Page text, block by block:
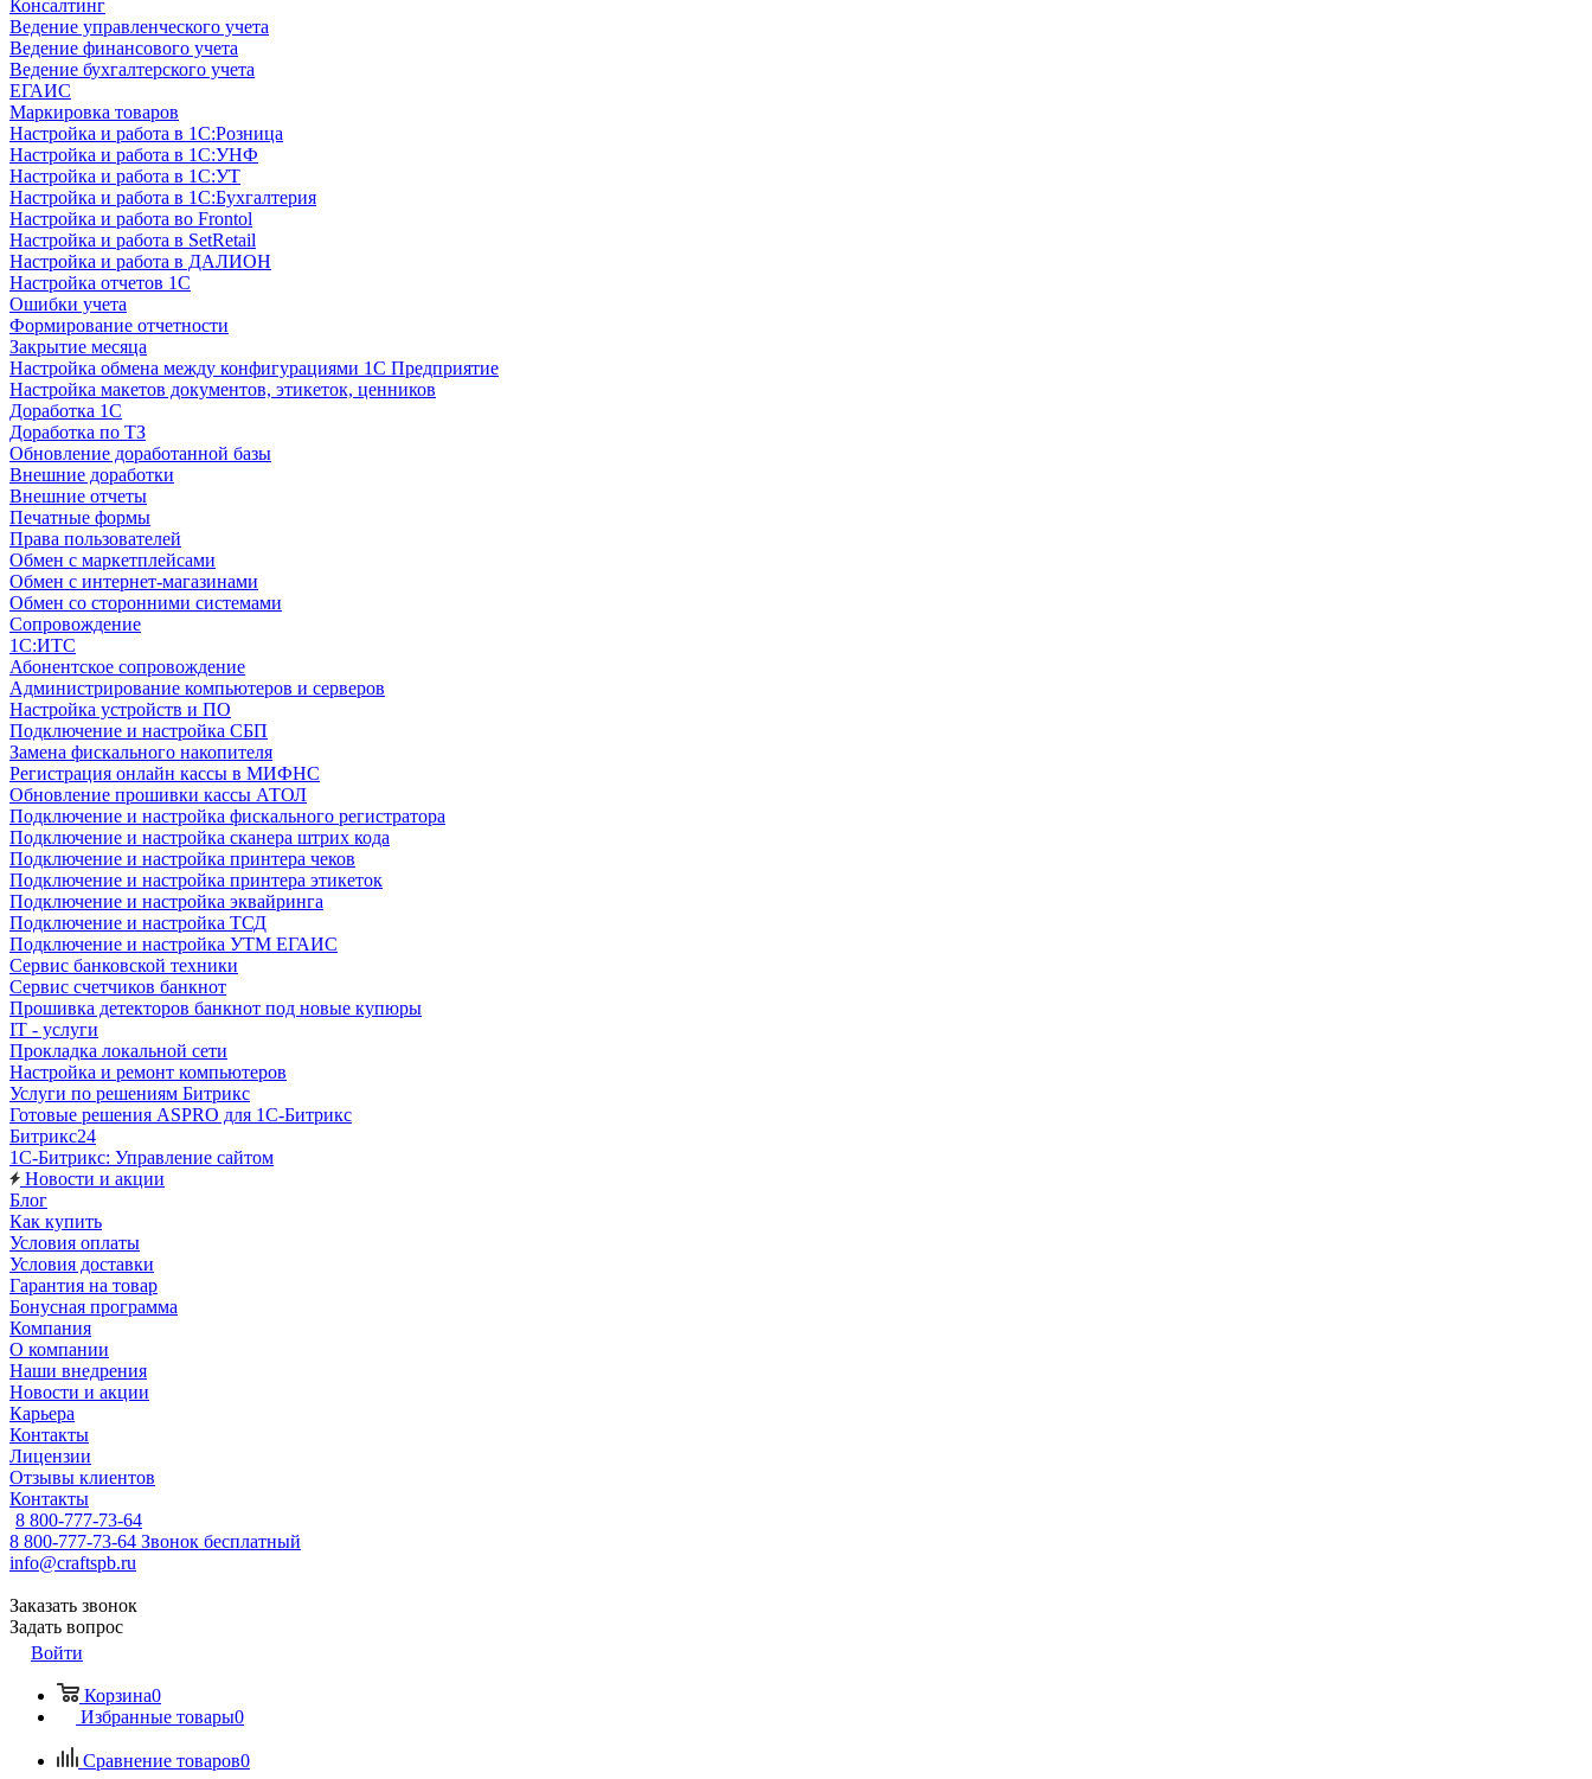
Консалтинг
Ведение управленческого учета
Ведение финансового учета
Ведение бухгалтерского учета
ЕГАИС
Маркировка товаров
Настройка и работа в 1С:Розница
Настройка и работа в 1С:УНФ
Настройка и работа в 1С:УТ
Настройка и работа в 1С:Бухгалтерия
Настройка и работа во Frontol
Настройка и работа в SetRetail
Настройка и работа в ДАЛИОН
Настройка отчетов 1С
Ошибки учета
Формирование отчетности
Закрытие месяца
Настройка обмена между конфигурациями 1С Предприятие
Настройка макетов документов, этикеток, ценников
Доработка 1С
Доработка по ТЗ
Обновление доработанной базы
Внешние доработки
Внешние отчеты
Печатные формы
Права пользователей
Обмен с маркетплейсами
Обмен с интернет-магазинами
Обмен со сторонними системами
Сопровождение
1C:ИТС
Абонентское сопровождение
Администрирование компьютеров и серверов
Настройка устройств и ПО
Подключение и настройка СБП
Замена фискального накопителя
Регистрация онлайн кассы в МИФНС
Обновление прошивки кассы АТОЛ
Подключение и настройка фискального регистратора
Подключение и настройка сканера штрих кода
Подключение и настройка принтера чеков
Подключение и настройка принтера этикеток
Подключение и настройка эквайринга
Подключение и настройка ТСД
Подключение и настройка УТМ ЕГАИС
Сервис банковской техники
Сервис счетчиков банкнот
Прошивка детекторов банкнот под новые купюры
IT - услуги
Прокладка локальной сети
Настройка и ремонт компьютеров
Услуги по решениям Битрикс
Готовые решения ASPRO для 1С-Битрикс
Битрикс24
1С-Битрикс: Управление сайтом
Новости и акции
Блог
Как купить
Условия оплаты
Условия доставки
Гарантия на товар
Бонусная программа
Компания
О компании
Наши внедрения
Новости и акции
Карьера
Контакты
Лицензии
Отзывы клиентов
Контакты
8 800-777-73-64
8 800-777-73-64 Звонок бесплатный
info@craftspb.ru
Заказать звонок
Задать вопрос
Войти
Корзина0
Избранные товары0
Сравнение товаров0